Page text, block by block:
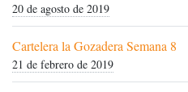
20 de agosto de 2019
Cartelera la Gozadera Semana 8
21 de febrero de 2019